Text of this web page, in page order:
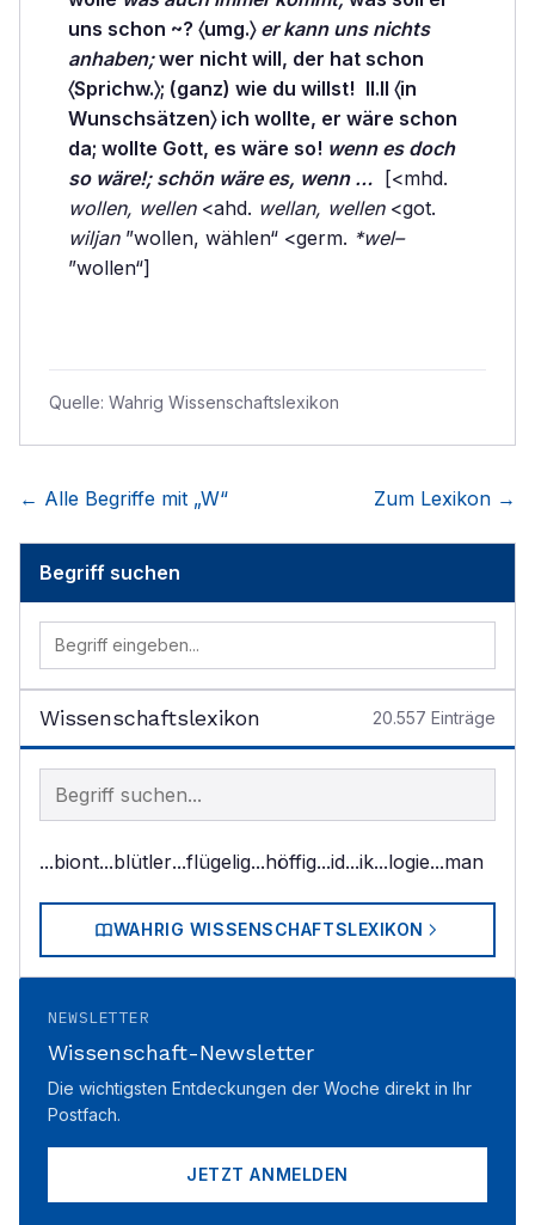
uns schon ~? 〈umg.〉 er kann uns nichts
anhaben; wer nicht will, der hat schon
〈Sprichw.〉; (ganz) wie du willst! II.II 〈in
Wunschsätzen〉 ich wollte, er wäre schon
da; wollte Gott, es wäre so! wenn es doch
so wäre!; schön wäre es, wenn … [<mhd.
wollen, wellen<ahd. wellan, wellen<got.
wiljan”wollen, wählen“ <germ. *wel–
”wollen“]
Quelle: Wahrig Wissenschaftslexikon
← Alle Begriffe mit „W“ Zum Lexikon →
Begriff suchen
Wissenschaftslexikon 20.557 Einträge
Begriff im Lexikon suchen
...biont...blütler...flügelig...höffig...id...ik...logie...man
WAHRIG WISSENSCHAFTSLEXIKON
NEWSLETTER
Wissenschaft-Newsletter
Die wichtigsten Entdeckungen der Woche direkt in Ihr
Postfach.
JETZT ANMELDEN